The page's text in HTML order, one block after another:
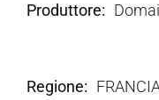
Produttore
Regione